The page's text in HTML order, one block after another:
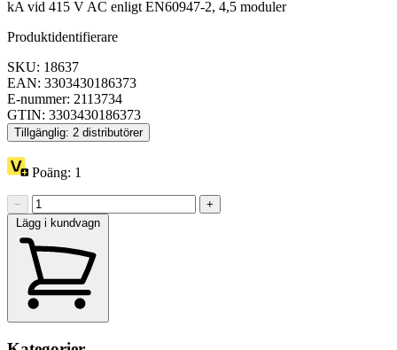
kA vid 415 V AC enligt EN60947-2, 4,5 moduler
Produktidentifierare
SKU: 18637
EAN: 3303430186373
E-nummer: 2113734
GTIN: 3303430186373
Tillgänglig: 2 distributörer
Poäng: 1
−
+
Lägg i kundvagn